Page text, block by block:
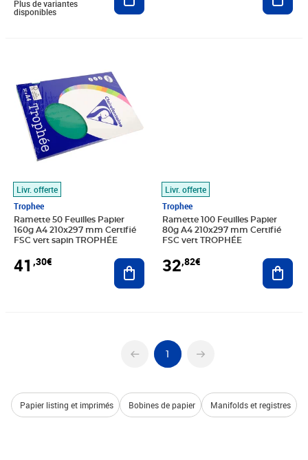
Plus de variantes
disponibles
Livr. offerte
Trophee
Ramette 50 Feuilles Papier
160g A4 210x297 mm Certifié
FSC vert sapin TROPHÉE
41 ,30€ Ajouter au panier
Livr. offerte
Trophee
Ramette 100 Feuilles Papier
80g A4 210x297 mm Certifié
FSC vert TROPHÉE
32,82€
1
Papier listing et imprimés Bobines de papier Manifolds et registres